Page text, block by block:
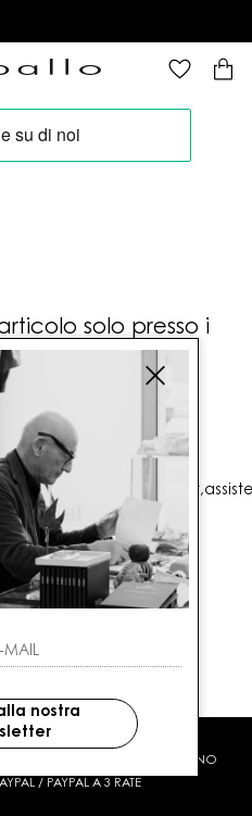
solo presso i
Civitavecchia (RM)
CARTA DI CREDITO CONTRASSEGNO
/ PAYPAL A 3 RATE
nostra